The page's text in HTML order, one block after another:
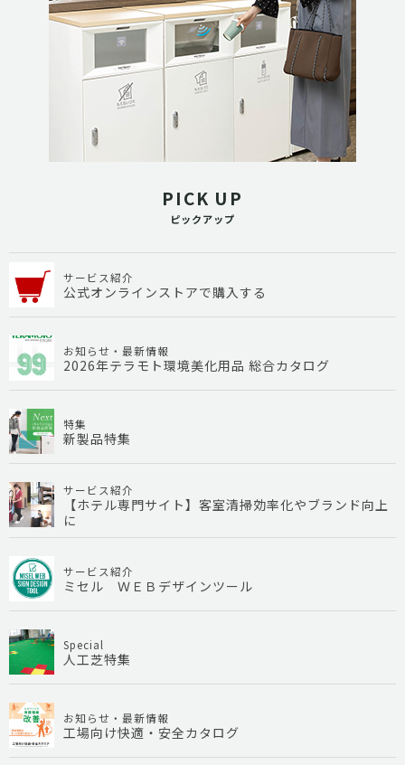
PICK UP
ピックアップ
サービス紹介
公式オンラインストアで購入する
お知らせ・最新情報
2026年テラモト環境美化用品 総合カタログ
特集
新製品特集
サービス紹介
【ホテル専門サイト】客室清掃効率化やブランド向上
に
サービス紹介
ミセル ＷＥＢデザインツール
Special
人工芝特集
お知らせ・最新情報
工場向け快適・安全カタログ